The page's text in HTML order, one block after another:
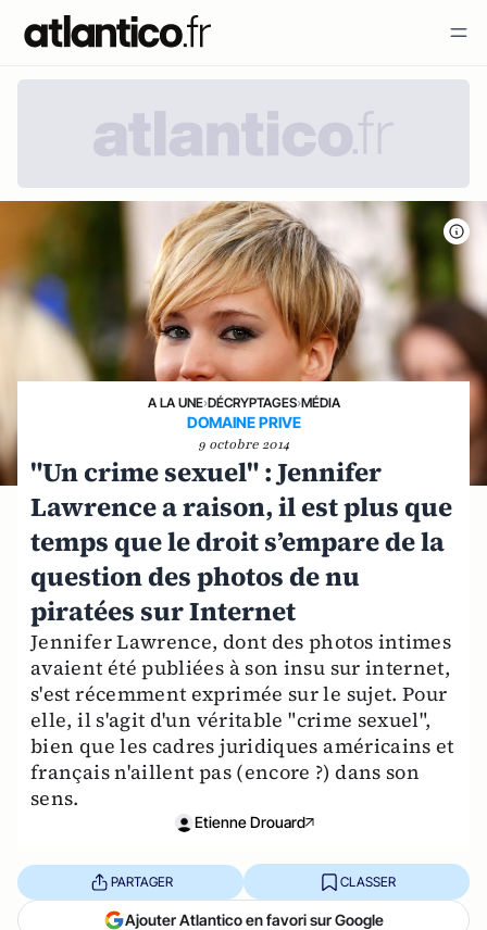
A LA UNE›DÉCRYPTAGES›MÉDIA
DOMAINE PRIVE
9 octobre 2014
"Un crime sexuel" : Jennifer
Lawrence a raison, il est plus que
temps que le droit s’empare de la
question des photos de nu
piratées sur Internet
Jennifer Lawrence, dont des photos intimes
avaient été publiées à son insu sur internet,
s'est récemment exprimée sur le sujet. Pour
elle, il s'agit d'un véritable "crime sexuel",
bien que les cadres juridiques américains et
français n'aillent pas (encore ?) dans son
sens.
Etienne Drouard
PARTAGER CLASSER
Ajouter Atlantico en favori sur Google